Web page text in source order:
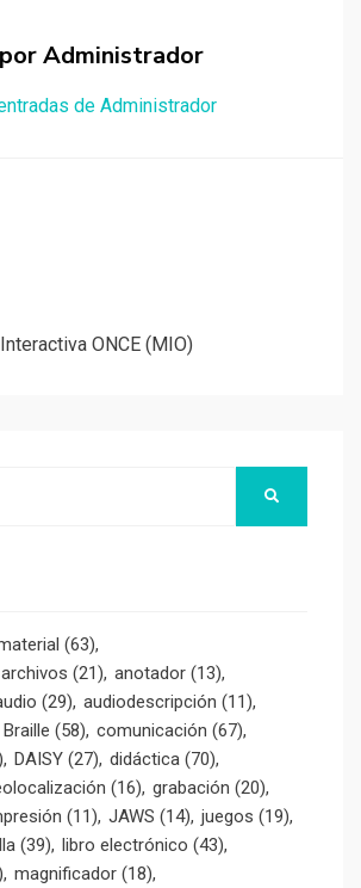
Administrador
de Administrador
ONCE (MIO)
(63)
(21) anotador (13)
(29) audiodescripción (11)
Braille (58) comunicación (67)
DAISY (27) didáctica (70)
(16) grabación (20)
(11) JAWS (14) juegos (19)
(39) libro electrónico (43)
magnificador (18)